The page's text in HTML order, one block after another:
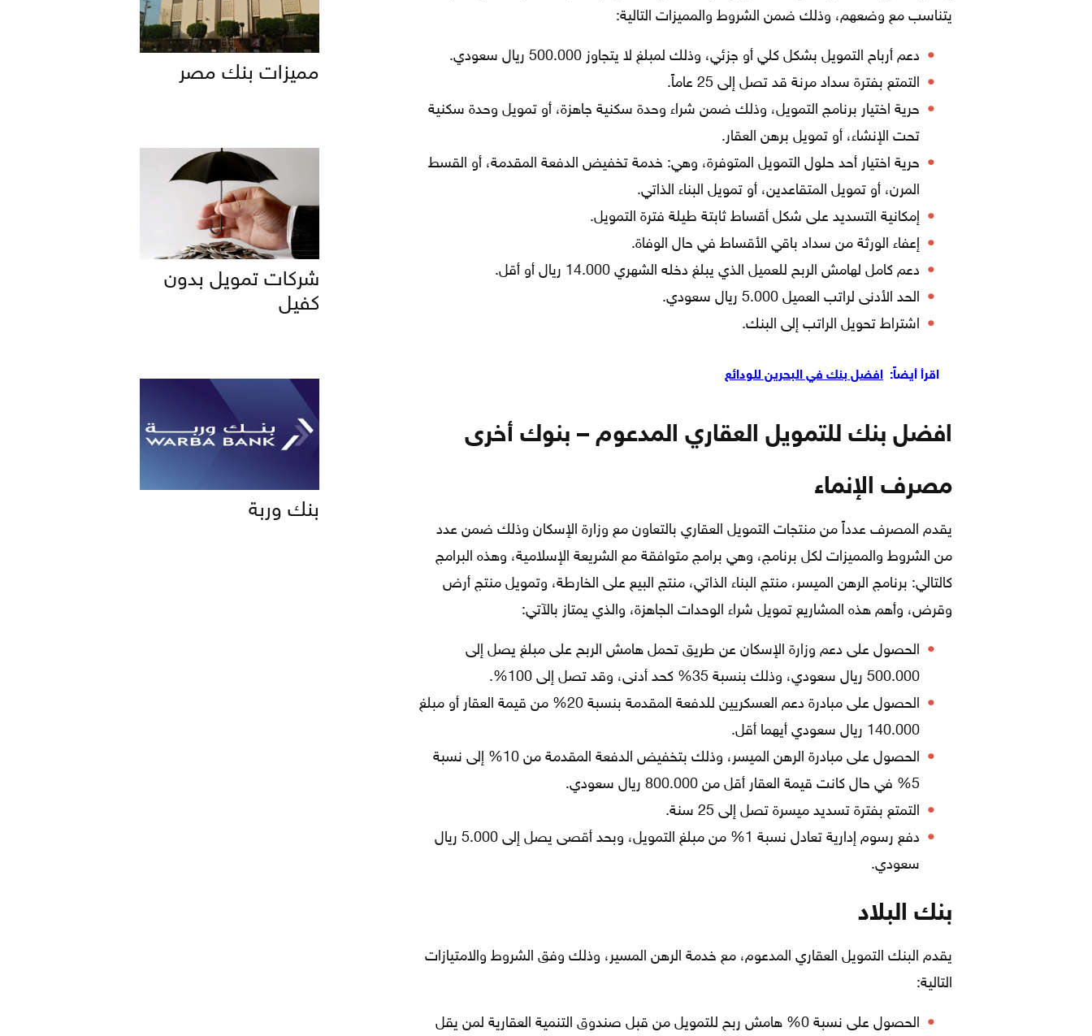
يتناسب مع وضعهم، وذلك ضمن الشروط والمميزات التالية:
دعم أرباح التمويل بشكل كلي أو جزئي، وذلك لمبلغ لا يتجاوز 500.000 ريال سعودي.
التمتع بفترة سداد مرنة قد تصل إلى 25 عاماً.
حرية اختيار برنامج التمويل، وذلك ضمن شراء وحدة سكنية جاهزة، أو تمويل وحدة سكنية
تحت الإنشاء، أو تمويل برهن العقار.
حرية اختيار أحد حلول التمويل المتوفرة، وهي: خدمة تخفيض الدفعة المقدمة، أو القسط
المرن، أو تمويل المتقاعدين، أو تمويل البناء الذاتي.
إمكانية التسديد على شكل أقساط ثابتة طيلة فترة التمويل.
إعفاء الورثة من سداد باقي الأقساط في حال الوفاة.
دعم كامل لهامش الربح للعميل الذي يبلغ دخله الشهري 14.000 ريال أو أقل.
الحد الأدنى لراتب العميل 5.000 ريال سعودي.
اشتراط تحويل الراتب إلى البنك.
اقرأ أيضاً: افضل بنك في البحرين للودائع
افضل بنك للتمويل العقاري المدعوم – بنوك أخرى
مصرف الإنماء
يقدم المصرف عدداً من منتجات التمويل العقاري بالتعاون مع وزارة الإسكان وذلك ضمن عدد
من الشروط والمميزات لكل برنامج، وهي برامج متوافقة مع الشريعة الإسلامية، وهذه البرامج
كالتالي: برنامج الرهن الميسر، منتج البناء الذاتي، منتج البيع على الخارطة، وتمويل منتج أرض
وقرض، وأهم هذه المشاريع تمويل شراء الوحدات الجاهزة، والذي يمتاز بالآتي:
الحصول على دعم وزارة الإسكان عن طريق تحمل هامش الربح على مبلغ يصل إلى
500.000 ريال سعودي، وذلك بنسبة 35% كحد أدنى، وقد تصل إلى 100%.
الحصول على مبادرة دعم العسكريين للدفعة المقدمة بنسبة 20% من قيمة العقار أو مبلغ
140.000 ريال سعودي أيهما أقل.
الحصول على مبادرة الرهن الميسر، وذلك بتخفيض الدفعة المقدمة من 10% إلى نسبة
5% في حال كانت قيمة العقار أقل من 800.000 ريال سعودي.
التمتع بفترة تسديد ميسرة تصل إلى 25 سنة.
دفع رسوم إدارية تعادل نسبة 1% من مبلغ التمويل، وبحد أقصى يصل إلى 5.000 ريال
سعودي.
بنك البلاد
يقدم البنك التمويل العقاري المدعوم، مع خدمة الرهن المسير، وذلك وفق الشروط والامتيازات
التالية:
الحصول على نسبة 0% هامش ربح للتمويل من قبل صندوق التنمية العقارية لمن يقل
مميزات بنك مصر
شركات تمويل بدون
كفيل
بنك وربة